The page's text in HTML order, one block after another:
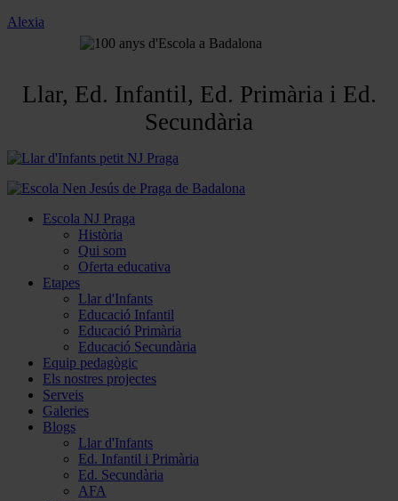
Alexia
Llar, Ed. Infantil, Ed. Primària i Ed.
Secundària
Escola NJ Praga
Història
Qui som
Oferta educativa
Etapes
Llar d'Infants
Educació Infantil
Educació Primària
Educació Secundària
Equip pedagògic
Els nostres projectes
Serveis
Galeries
Blogs
Llar d'Infants
Ed. Infantil i Primària
Ed. Secundària
AFA